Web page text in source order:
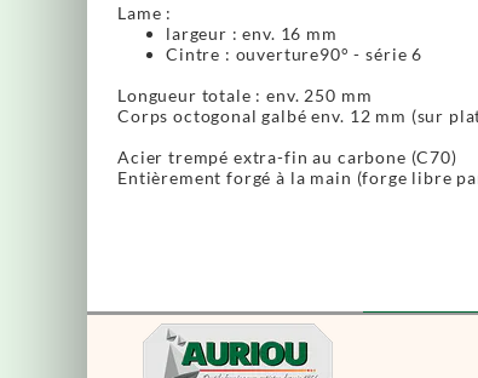
Lame :
largeur : env. 16 mm
Cintre : ouverture90° - série 6
Longueur totale : env. 250 mm
Corps octogonal galbé env. 12 mm (sur
Acier trempé extra-fin au carbone (C70)
Entièrement forgé à la main (forge libre